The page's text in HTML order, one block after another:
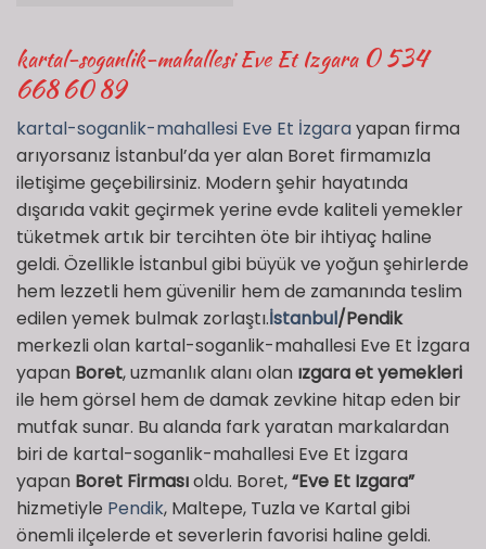
kartal-soganlik-mahallesi Eve Et Izgara 0 534
668 60 89
kartal-soganlik-mahallesi Eve Et İzgara yapan firma
arıyorsanız İstanbul’da yer alan Boret firmamızla
iletişime geçebilirsiniz. Modern şehir hayatında
dışarıda vakit geçirmek yerine evde kaliteli yemekler
tüketmek artık bir tercihten öte bir ihtiyaç haline
geldi. Özellikle İstanbul gibi büyük ve yoğun şehirlerde
hem lezzetli hem güvenilir hem de zamanında teslim
edilen yemek bulmak zorlaştı.İstanbul/Pendik
merkezli olan kartal-soganlik-mahallesi Eve Et İzgara
yapan Boret, uzmanlık alanı olan ızgara et yemekleri
ile hem görsel hem de damak zevkine hitap eden bir
mutfak sunar. Bu alanda fark yaratan markalardan
biri de kartal-soganlik-mahallesi Eve Et İzgara
yapan Boret Firmasıoldu. Boret,“Eve Et Izgara”
hizmetiyle Pendik, Maltepe, Tuzla ve Kartal gibi
önemli ilçelerde et severlerin favorisi haline geldi.